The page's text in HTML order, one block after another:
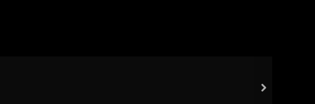
next